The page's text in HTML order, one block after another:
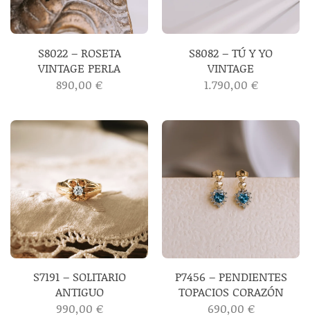
S8022 – ROSETA
VINTAGE PERLA
890,00 €
S8082 – TÚ Y YO
VINTAGE
1.790,00 €
S7191 – SOLITARIO
ANTIGUO
990,00 €
P7456 – PENDIENTES
TOPACIOS CORAZÓN
690,00 €